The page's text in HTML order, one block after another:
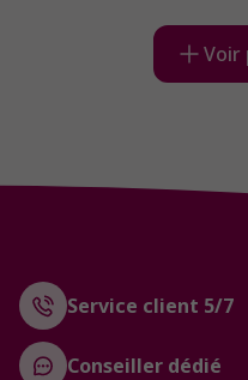
Voir
Service client 5/7
Conseiller dédié